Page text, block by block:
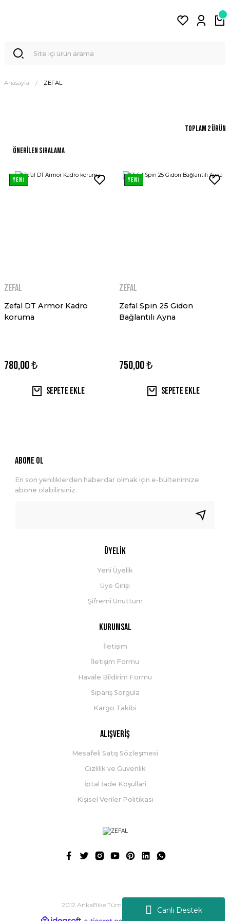
Canlı Destek
Anasayfa ZEFAL
Toplam 2 ürün
YENİ
ZEFAL
Zefal DT Armor Kadro
koruma
780,00 ₺
Sepete Ekle
YENİ
ZEFAL
Zefal Spin 25 Gidon
Bağlantılı Ayna
750,00 ₺
Sepete Ekle
Üyelik
Yeni Üyelik
Üye Girişi
Şifremi Unuttum
Kurumsal
İletişim
İletişim Formu
Havale Bildirim Formu
Sipariş Sorgula
Kargo Takibi
Alışveriş
Mesafeli Satış Sözleşmesi
Gizlilik ve Güvenlik
İptal İade Koşullari
Kişisel Veriler Politikası
ABONE OL
En son yeniliklerden haberdar olmak için e-bültenimize
abone olabilirsiniz.
2012 AnkaBike Tüm Hakları Saklıdır.